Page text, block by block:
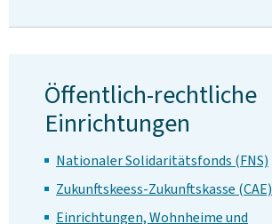
Öffentlich-rechtliche
Einrichtungen
Nationaler Solidaritätsfonds (FNS)
Zukunftskeess-Zukunftskasse (CAE)
Einrichtungen, Wohnheime und